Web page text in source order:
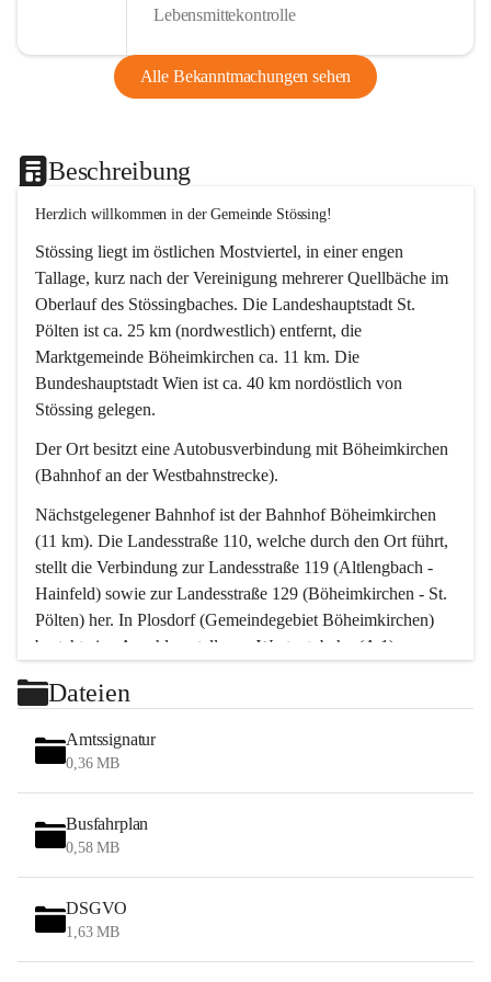
Lebensmittekontrolle
Alle Bekanntmachungen sehen
Beschreibung
Herzlich willkommen in der Gemeinde Stössing!
Stössing liegt im östlichen Mostviertel, in einer engen
Tallage, kurz nach der Vereinigung mehrerer Quellbäche im
Oberlauf des Stössingbaches. Die Landeshauptstadt St.
Pölten ist ca. 25 km (nordwestlich) entfernt, die
Marktgemeinde Böheimkirchen ca. 11 km. Die
Bundeshauptstadt Wien ist ca. 40 km nordöstlich von
Stössing gelegen.
Der Ort besitzt eine Autobusverbindung mit Böheimkirchen
(Bahnhof an der Westbahnstrecke).
Nächstgelegener Bahnhof ist der Bahnhof Böheimkirchen
(11 km). Die Landesstraße 110, welche durch den Ort führt,
stellt die Verbindung zur Landesstraße 119 (Altlengbach -
Hainfeld) sowie zur Landesstraße 129 (Böheimkirchen - St.
Pölten) her. In Plosdorf (Gemeindegebiet Böheimkirchen)
besteht eine Anschlussstelle zur Westautobahn (A 1).
Wien erreicht man in ca. 45 Minuten.
Stössing zählt noch zum Naherholungsraum Wien sowie
zum Naherholungsraum St. Pölten. Viele Bauernhöfe hatten
„ihre Wiener“. Seit 1960 bauten viele Wiener
Wochenendhäuser im Gemeindegebiet. Wegen des
waldreichen Jagdgebietes haben viele Jagdpächter ihre
Das Wandern ist aus touristischer Sicht die bedeutendste
Tätigkeit. Das hügelige Gebiet mit Wanderwegen durch
Wiesen, Wälder und Obstkulturen lädt dazu ein. Gefördert
Dateien
Amtssignatur
0,36 MB
Busfahrplan
0,58 MB
DSGVO
1,63 MB